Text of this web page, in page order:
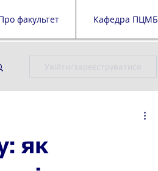
факультет Кафедра ПЦМБ
як